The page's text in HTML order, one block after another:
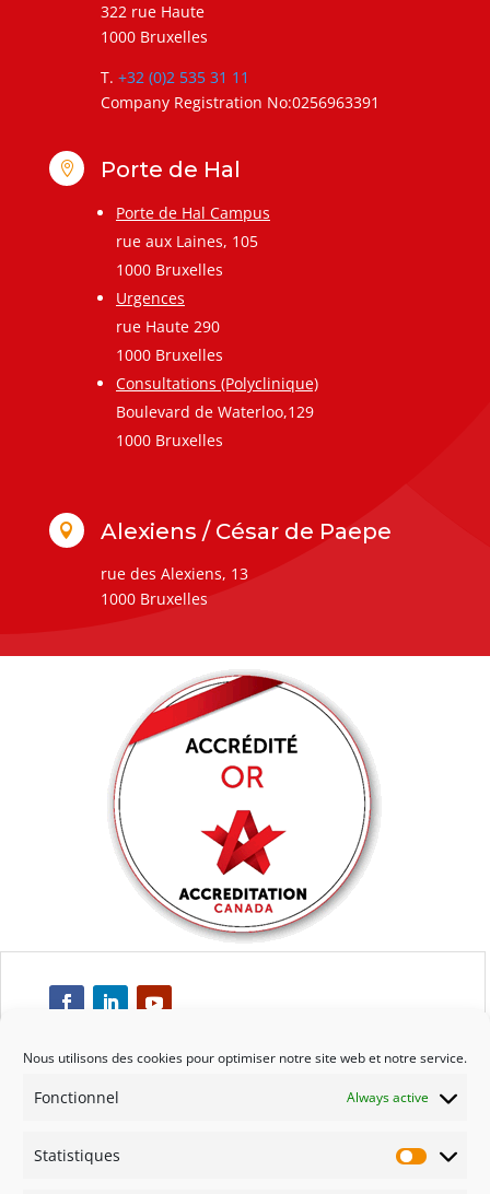
Nous utilisons des cookies pour optimiser notre site web et notre service.
Fonctionnel Always active
Statistiques
322 rue Haute
1000 Bruxelles
T. +32 (0)2 535 31 11
Company Registration No:0256963391
 Porte de Hal
Porte de Hal Campus
rue aux Laines, 105
1000 Bruxelles
Urgences
rue Haute 290
1000 Bruxelles
Consultations (Polyclinique)
Boulevard de Waterloo,129
1000 Bruxelles
 Alexiens / César de Paepe
rue des Alexiens, 13
1000 Bruxelles
Respect
Engagement